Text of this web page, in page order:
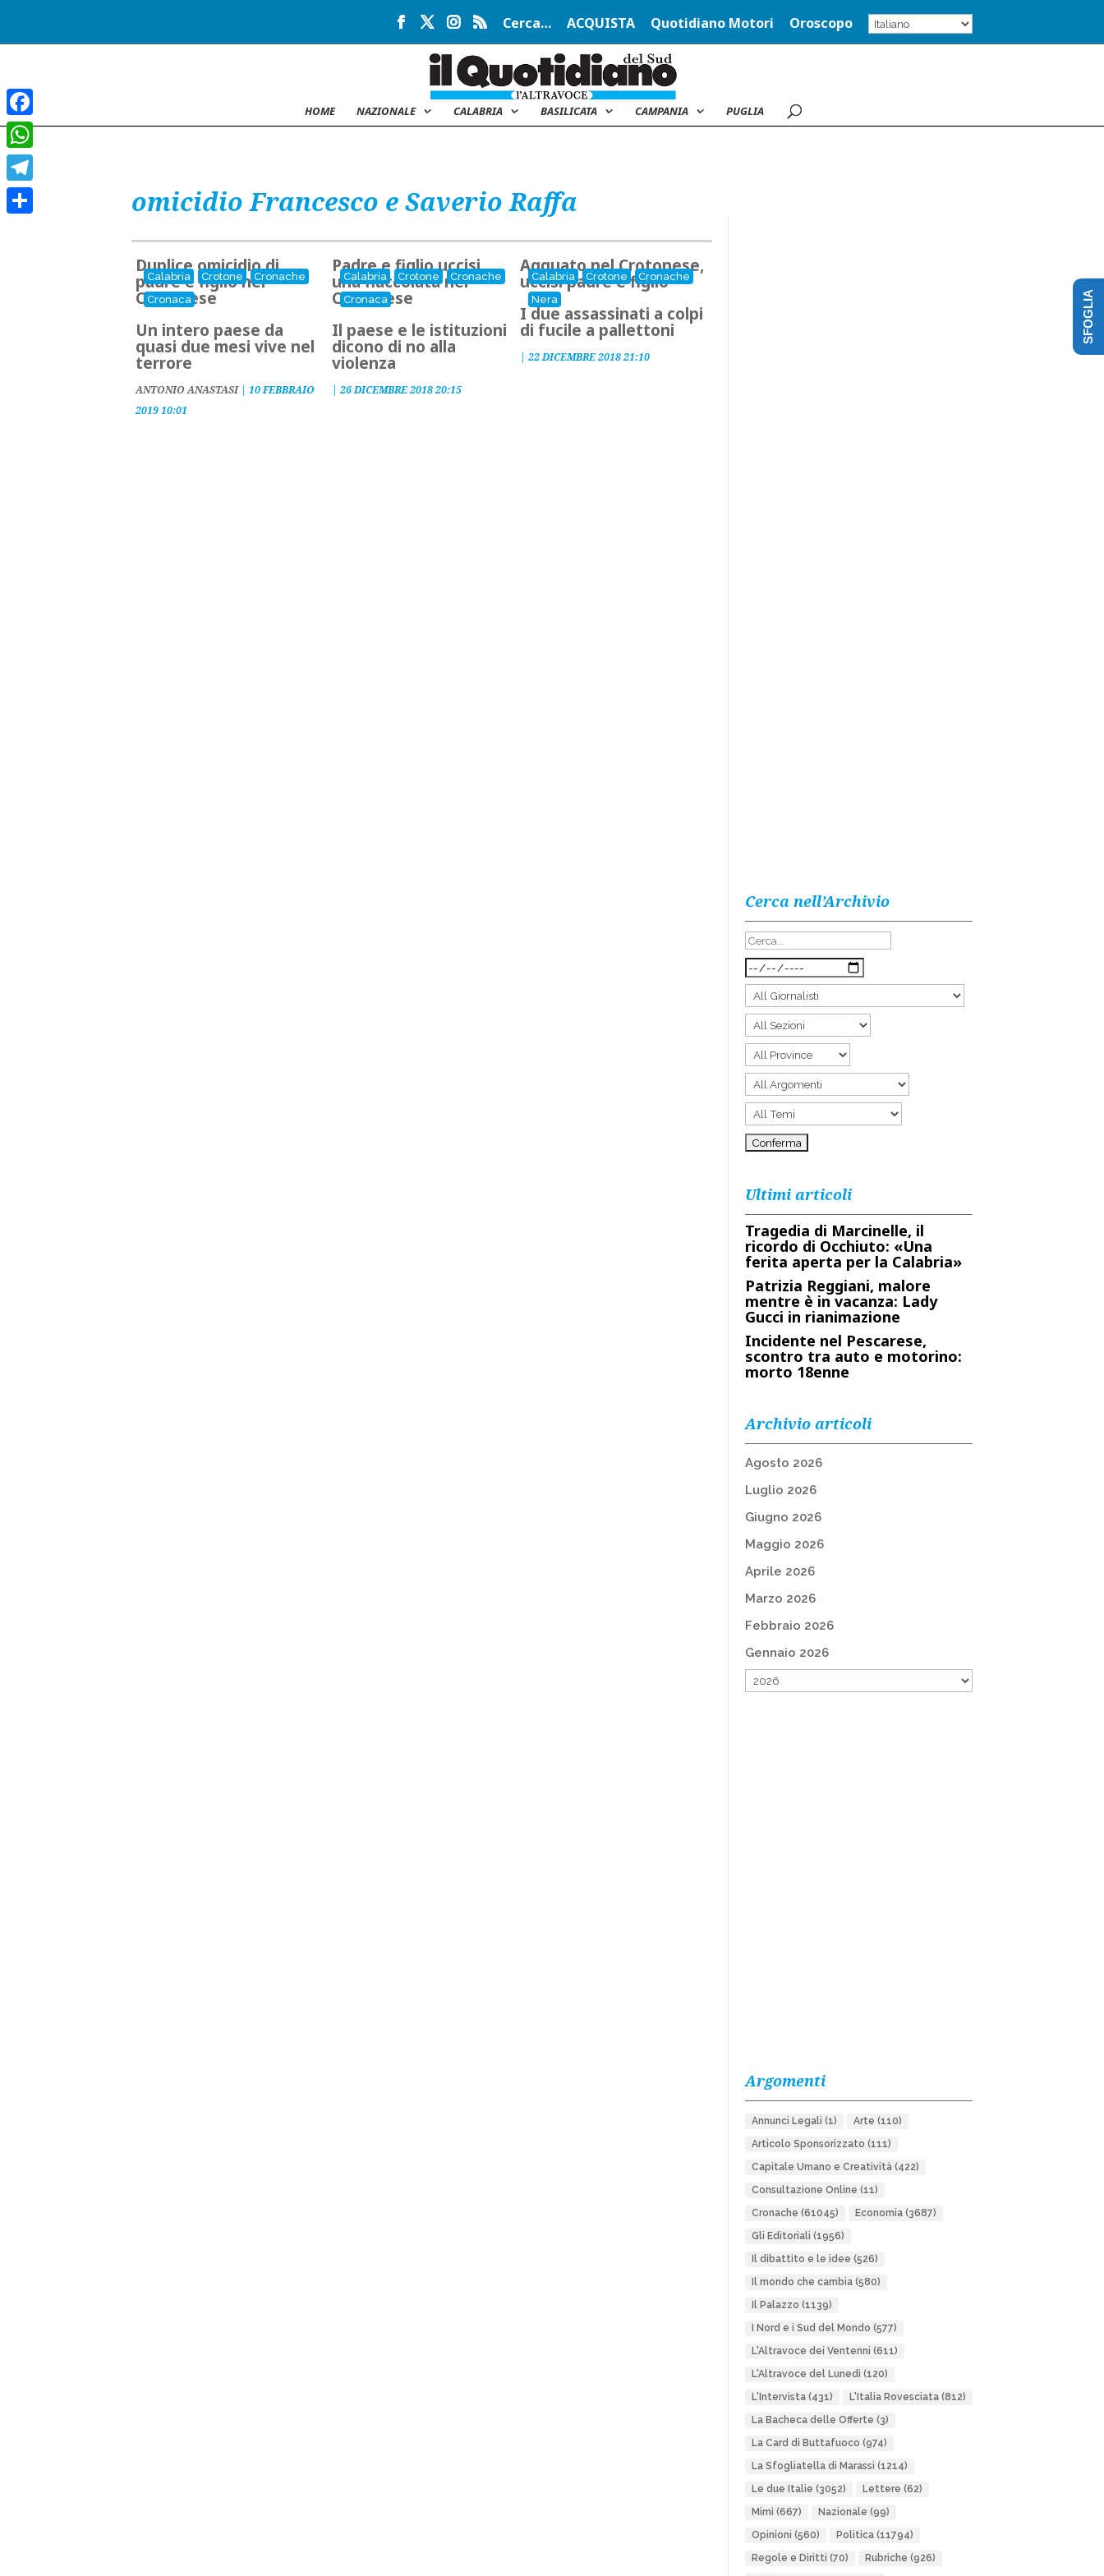
Cerca… ACQUISTA Quotidiano Motori Oroscopo
HOME NAZIONALE CALABRIA BASILICATA CAMPANIA PUGLIA
omicidio Francesco e Saverio Raffa
Calabria Crotone
Cronache
Cronaca
Duplice omicidio di
padre e figlio nel
Crotonese
Un intero paese da
quasi due mesi vive nel
terrore
ANTONIO ANASTASI| 10 FEBBRAIO
2019 10:01
Calabria Crotone
Cronache
Cronaca
Padre e figlio uccisi,
una fiaccolata nel
Crotonese
Il paese e le istituzioni
dicono di no alla
violenza
|26 DICEMBRE 2018 20:15
Calabria Crotone
Cronache
Nera
Agguato nel Crotonese,
uccisi padre e figlio
I due assassinati a colpi
di fucile a pallettoni
|22 DICEMBRE 2018 21:10
Cerca nell’Archivio
Ultimi articoli
Tragedia di Marcinelle, il
ricordo di Occhiuto: «Una
ferita aperta per la Calabria»
Patrizia Reggiani, malore
mentre è in vacanza: Lady
Gucci in rianimazione
Incidente nel Pescarese,
scontro tra auto e motorino:
morto 18enne
Archivio articoli
Agosto 2026
Luglio 2026
Giugno 2026
Maggio 2026
Aprile 2026
Marzo 2026
Febbraio 2026
Gennaio 2026
Argomenti
Annunci Legali (1) Arte (110)
Articolo Sponsorizzato (111)
Capitale Umano e Creatività(422)
Consultazione Online (11)
Cronache (61045) Economia(3687)
Gli Editoriali (1956)
Il dibattito e le idee (526)
Il mondo che cambia(580)
Il Palazzo (1139)
I Nord e i Sud del Mondo (577)
L'Altravoce dei Ventenni (611)
L'Altravoce del Lunedì (120)
L'Intervista(431) L'Italia Rovesciata(812)
La Bacheca delle Offerte (3)
La Card di Buttafuoco (974)
La Sfogliatella di Marassi (1214)
Le due Italie (3052) Lettere (62)
Mimì (667) Nazionale (99)
Opinioni (560) Politica(11794)
Regole e Diritti (70) Rubriche (926)
Facebook
WhatsApp
Telegram
SFOGLIA